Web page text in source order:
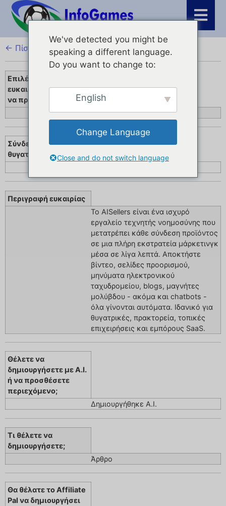
← Πίσω
Επιλέξτε την
ευκαιρία που θέλετε
να προωθήσετε
AISellers
Σύνδεσμος
θυγατρικών
Περιγραφή ευκαιρίας
Το AISellers είναι ένα ισχυρό
εργαλείο τεχνητής νοημοσύνης που
μετατρέπει κάθε σύνδεση προϊόντος
σε μια πλήρη εκστρατεία μάρκετινγκ
μέσα σε λίγα λεπτά. Αποκτήστε
βίντεο, σελίδες προορισμού,
μηνύματα ηλεκτρονικού
ταχυδρομείου, blogs, μαγνήτες
μολύβδου - ακόμα και chatbots -
όλα γίνονται αυτόματα. Ιδανικό για
θυγατρικές, πρακτορεία, τοπικές
επιχειρήσεις και εμπόρους SaaS.
Θέλετε να
δημιουργήσετε με A.I.
ή να προσθέσετε
περιεχόμενο;
Δημιουργήθηκε A.I.
Τι θέλετε να
δημιουργήσετε;
Άρθρο
Θα θέλατε το Affiliate
Pal να δημιουργήσει
We've detected you might be
speaking a different language.
Do you want to change to:
English
Change Language
Close and do not switch language